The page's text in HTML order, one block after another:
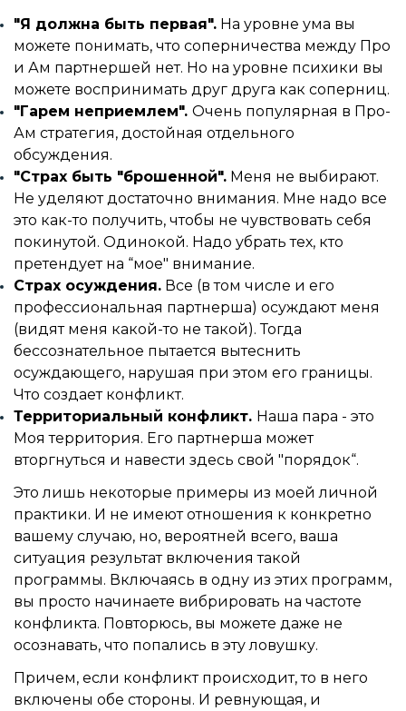
"Я должна быть первая". На уровне ума вы
можете понимать, что соперничества между Про
и Ам партнершей нет. Но на уровне психики вы
можете воспринимать друг друга как соперниц.
"Гарем неприемлем". Очень популярная в Про-
Ам стратегия, достойная отдельного
обсуждения.
"Страх быть "брошенной". Меня не выбирают.
Не уделяют достаточно внимания. Мне надо все
это как-то получить, чтобы не чувствовать себя
покинутой. Одинокой. Надо убрать тех, кто
претендует на “мое" внимание.
Страх осуждения. Все (в том числе и его
профессиональная партнерша) осуждают меня
(видят меня какой-то не такой). Тогда
бессознательное пытается вытеснить
осуждающего, нарушая при этом его границы.
Что создает конфликт.
Территориальный конфликт. Наша пара - это
Моя территория. Его партнерша может
вторгнуться и навести здесь свой "порядок“.
Это лишь некоторые примеры из моей личной
практики. И не имеют отношения к конкретно
вашему случаю, но, вероятней всего, ваша
ситуация результат включения такой
программы. Включаясь в одну из этих программ,
вы просто начинаете вибрировать на частоте
конфликта. Повторюсь, вы можете даже не
осознавать, что попались в эту ловушку.
Причем, если конфликт происходит, то в него
включены обе стороны. И ревнующая, и